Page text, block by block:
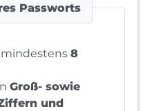
Passworts
mindestens 8
Groß- sowie
und